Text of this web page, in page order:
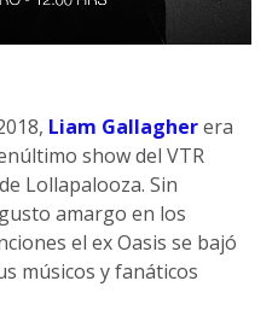
Liam Gallagherera
show del VTR
Lollapalooza. Sin
amargo en los
el ex Oasis se bajó
músicos y fanáticos